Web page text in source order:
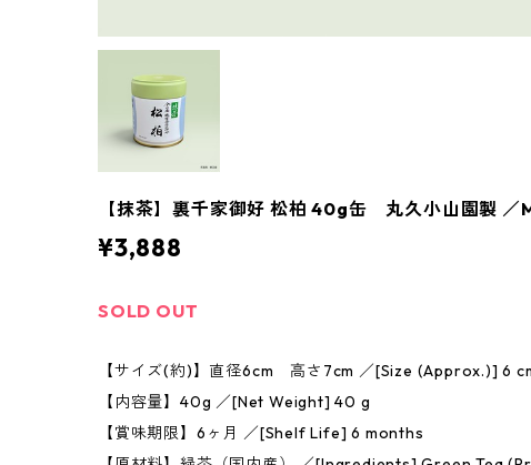
【抹茶】裏千家御好 松柏 40g缶 丸久小山園製
¥3,888
SOLD OUT
【サイズ(約)】直径6cm 高さ7cm ／[Size (Approx.)] 6
【内容量】40g ／[Net Weight] 40 g
【賞味期限】6ヶ月 ／[Shelf Life] 6 months